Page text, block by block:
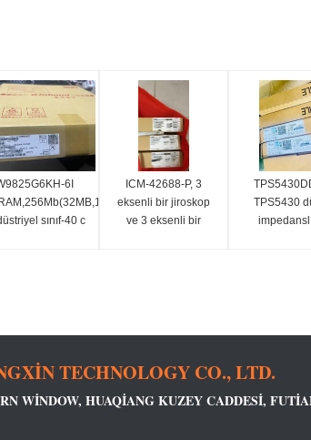
6I
sınıf-40 c
ICM-42688-P, 3
eksenli bir jiroskop
ve 3 eksenli bir
TPS5430
TECHNOLOGY CO., LTD.
WINDOW, HUAQIANG KUZEY CADDESI,